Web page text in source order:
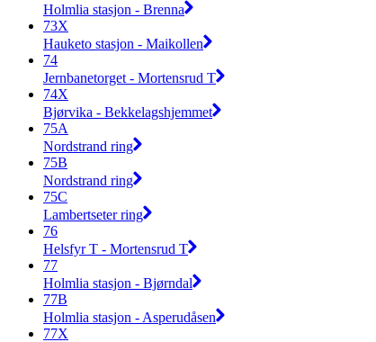
Holmlia stasjon - Brenna
73X
Hauketo stasjon - Maikollen
74
Jernbanetorget - Mortensrud T
74X
Bjørvika - Bekkelagshjemmet
75A
Nordstrand ring
75B
Nordstrand ring
75C
Lambertseter ring
76
Helsfyr T - Mortensrud T
77
Holmlia stasjon - Bjørndal
77B
Holmlia stasjon - Asperudåsen
77X